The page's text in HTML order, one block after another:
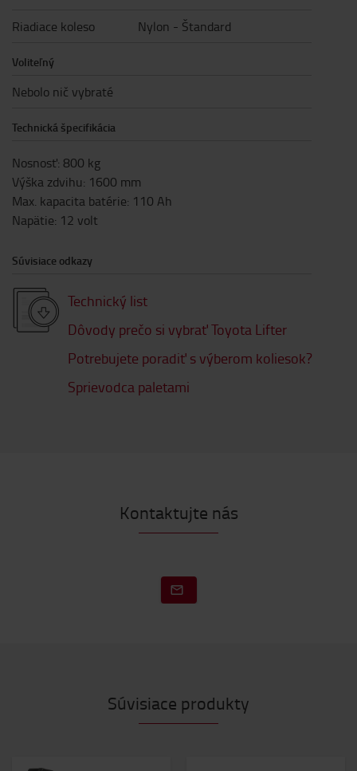
Riadiace koleso
Nylon - Štandard
Voliteľný
Nebolo nič vybraté
Technická špecifikácia
Nosnosť: 800 kg
Výška zdvihu: 1600 mm
Max. kapacita batérie: 110 Ah
Napätie: 12 volt
Súvisiace odkazy
Technický list
Dôvody prečo si vybrať Toyota Lifter
Potrebujete poradiť s výberom koliesok?
Sprievodca paletami
Kontaktujte nás
Súvisiace produkty